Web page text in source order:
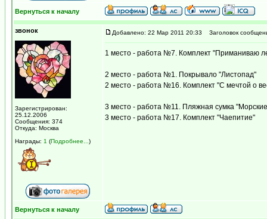
Вернуться к началу
звонок
Зарегистрирован:
25.12.2006
Сообщения: 374
Откуда: Москва
Награды: 1 (Подробнее... )
Добавлено: 22 Мар 2011 20:33 Заголовок
1 место - работа №7. Комплект "Приманиваю
2 место - работа №1. Покрывало "Листопад"
2 место - работа №16. Комплект "С мечтой о
3 место - работа №11. Пляжная сумка
3 место - работа №17. Комплект "Чаепитие"
Вернуться к началу